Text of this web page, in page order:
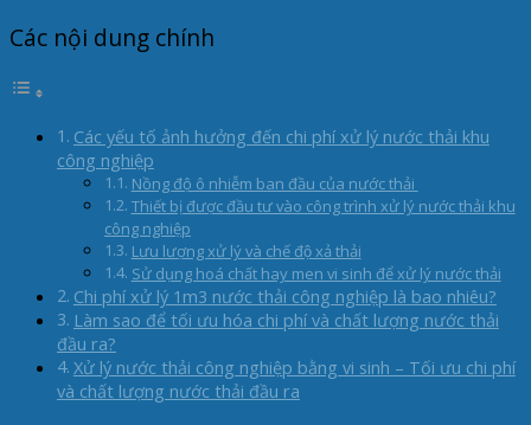
Các nội dung chính
Các yếu tố ảnh hưởng đến chi phí xử lý nước thải khu
công nghiệp
Nồng độ ô nhiễm ban đầu của nước thải
Thiết bị được đầu tư vào công trình xử lý nước thải khu
công nghiệp
Lưu lượng xử lý và chế độ xả thải
Sử dụng hoá chất hay men vi sinh để xử lý nước thải
Chi phí xử lý 1m3 nước thải công nghiệp là bao nhiêu?
Làm sao để tối ưu hóa chi phí và chất lượng nước thải
đầu ra?
Xử lý nước thải công nghiệp bằng vi sinh – Tối ưu chi phí
và chất lượng nước thải đầu ra